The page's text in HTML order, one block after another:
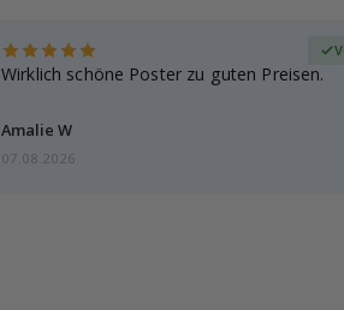
Wirklich schöne Poster zu guten Preisen.
Amalie W
07.08.2026